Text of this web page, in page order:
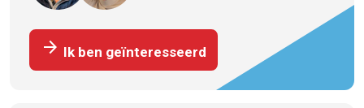
arrow_forward Ik ben geïnteresseerd